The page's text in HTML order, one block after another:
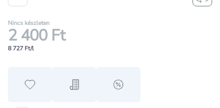
Nincs készleten
2 400 Ft
8 727 Ft/l
Hozzáadás a kedvencekhez
Hozzáadás a bevásárló listához
alert when on sale